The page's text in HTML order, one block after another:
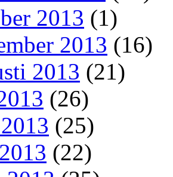
2013 (1)
2013 (16)
2013 (21)
(26)
(25)
(22)